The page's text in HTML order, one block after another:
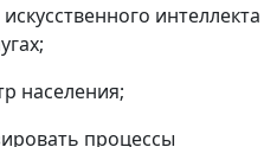
интеллекта
населения;
процессы